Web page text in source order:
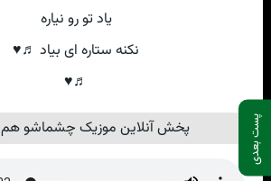
پست بعدی
یاد تو رو نیاره
نکنه ستاره ای بیاد ♬♥
♬♥
پخش آنلاین موزیک چشماشو هم